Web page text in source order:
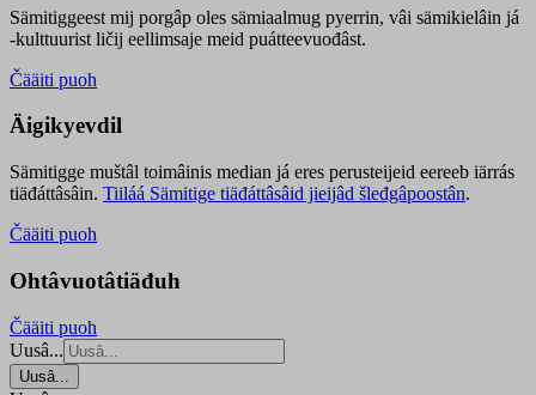
Sämitiggeest mij porgâp oles sämiaalmug pyerrin, vâi sämikielâin já
-kulttuurist ličij eellimsaje meid puátteevuođâst.
Čääiti puoh
Äigikyevdil
Sämitigge muštâl toimâinis median já eres perusteijeid eereeb iärrás
tiäđáttâsâin. Tiiláá Sämitige tiäđáttâsâid jieijâd šleđgâpoostân.
Čääiti puoh
Ohtâvuotâtiäđuh
Čääiti puoh
Uusâ...
Uusâ...